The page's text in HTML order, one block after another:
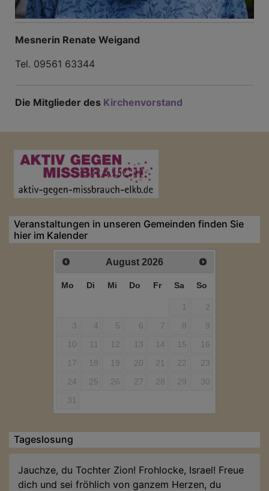
Mesnerin Renate Weigand
Tel. 09561 63344
Die Mitglieder des Kirchenvorstand
Veranstaltungen in unseren Gemeinden finden Sie
hier im Kalender
August 2026
Mo Di Mi Do Fr Sa So
1
2
3
4 5 6 7 8
9
10
11 12 13 14 15
16
17
18 19 20 21 22
23
24
25 26 27 28 29
30
31
Tageslosung
Jauchze, du Tochter Zion! Frohlocke, Israel! Freue
dich und sei fröhlich von ganzem Herzen, du